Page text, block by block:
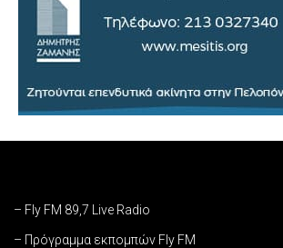
– Fly FM 89,7 Live Radio
– Πρόγραμμα εκπομπών Fly FM